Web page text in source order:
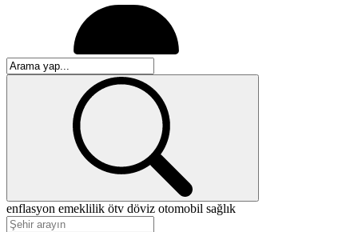
enflasyon emeklilik ötv döviz otomobil sağlık